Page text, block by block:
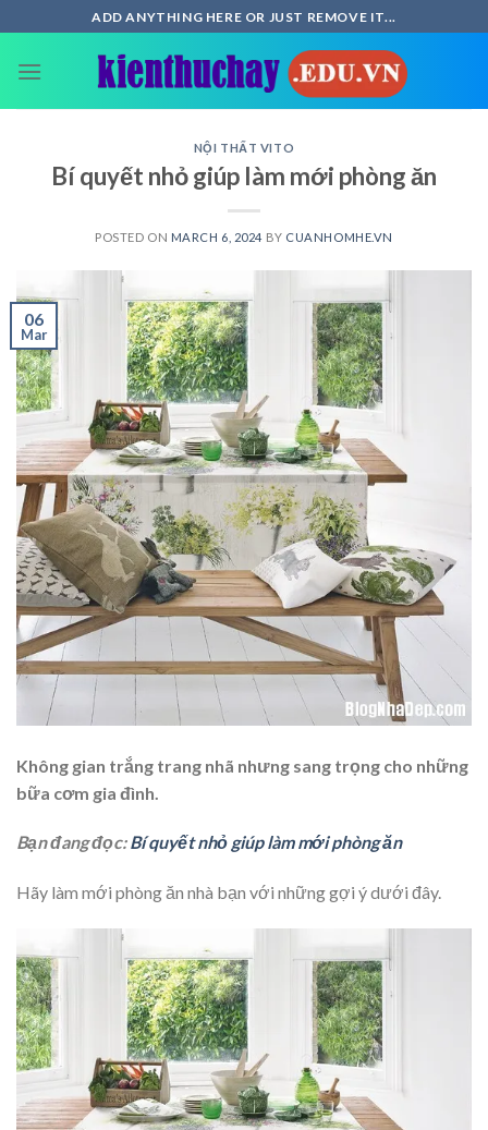
to
content
ADD ANYTHING HERE OR JUST REMOVE IT...
NỘI THẤT VITO
Bí quyết nhỏ giúp làm mới phòng ăn
POSTED ON MARCH 6, 2024 BY CUANHOMHE.VN
06
Mar
Không gian trắng trang nhã nhưng sang trọng cho những
bữa cơm gia đình.
Bạn đang đọc:Bí quyết nhỏ giúp làm mới phòng ăn
Hãy làm mới phòng ăn nhà bạn với những gợi ý dưới đây.